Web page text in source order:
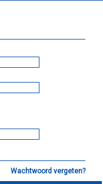
Wachtwoord vergeten?